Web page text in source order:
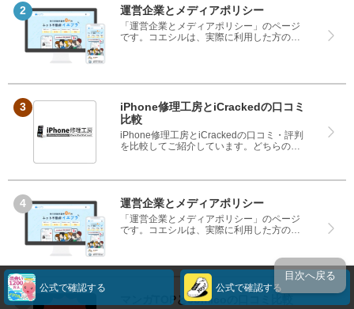
公式で確認する 公式で確認する
さい。
運営企業とメディアポリシー
「運営企業とメディアポリシー」のページ
です。コエシルは、実際に利用した方の口
なく、悪い口コミもしっかり掲載している
さい。
iPhone修理工房とiCrackedの口コミ
比較
iPhone修理工房とiCrackedの口コミ・評判
を比較してご紹介しています。どちらのサ
て、iPhone修理工房とiCrackedのどちらを
運営企業とメディアポリシー
「運営企業とメディアポリシー」のページ
です。コエシルは、実際に利用した方の口
しているサイトです。良い口コミだけでは
なく、悪い口コミもしっかり掲載している
ので、サービスや商品選びにお役立てくだ
マンガTOPとcomicoの口コミ比較
目次へ戻る